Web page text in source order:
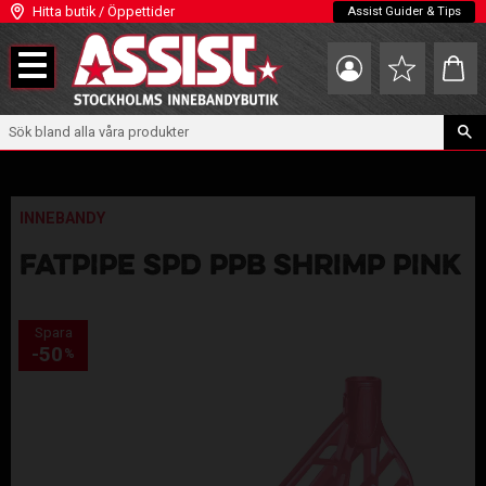
Meny
Hitta butik / Öppettider Assist Guider & Tips
Favoriter
INNEBANDY
FATPIPE SPD PPB SHRIMP PINK
Spara
50 %